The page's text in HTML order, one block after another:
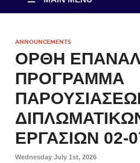
ANNOUNCEMENTS
ΟΡΘΗ
ΠΡΟΓΡΑΜΜΑ
ΕΡΓΑΣΙΩΝ 02-
Wednesday July 1st, 2026